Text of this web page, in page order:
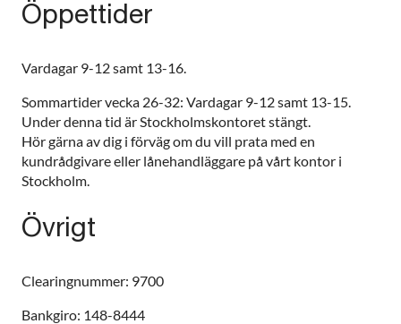
Öppettider
Vardagar 9-12 samt 13-16.
Sommartider vecka 26-32: Vardagar 9-12 samt 13-15.
Under denna tid är Stockholmskontoret stängt.
Hör gärna av dig i förväg om du vill prata med en
kundrådgivare eller lånehandläggare på vårt kontor i
Stockholm.
Övrigt
Clearingnummer: 9700
Bankgiro: 148-8444